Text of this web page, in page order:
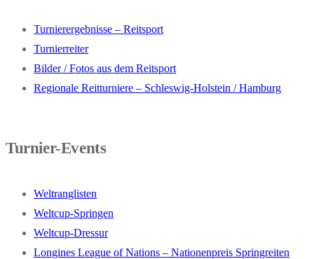
Turnierergebnisse – Reitsport
Turnierreiter
Bilder / Fotos aus dem Reitsport
Regionale Reitturniere – Schleswig-Holstein / Hamburg
Turnier-Events
Weltranglisten
Weltcup-Springen
Weltcup-Dressur
Longines League of Nations – Nationenpreis Springreiten